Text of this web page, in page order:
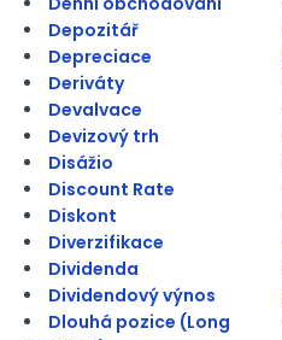
Depozitář
Depreciace
Deriváty
Devalvace
Devizový trh
Disážio
Discount Rate
Diskont
Diverzifikace
Dividenda
Dividendový výnos
Dlouhá pozice (Long